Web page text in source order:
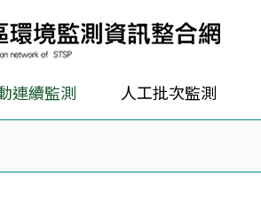
連續監測 人工批次監測